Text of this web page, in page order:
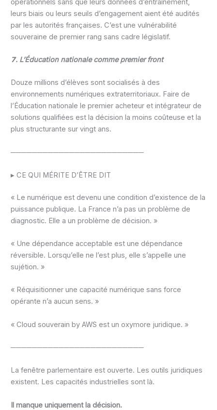
leurs biais ou leurs seuils d’engagement aient été audités
par les autorités françaises. C’est une vulnérabilité
souveraine de premier rang sans cadre législatif.
𝟳. L’Éducation nationale comme premier front
Douze millions d’élèves sont socialisés à des
environnements numériques extraterritoriaux. Faire de
l’Éducation nationale le premier acheteur et intégrateur de
solutions qualifiées est la décision la moins coûteuse et la
plus structurante sur vingt ans.
─────────────────────────
▸ CE QUI MÉRITE D’ÊTRE DIT
« Le numérique est devenu une condition d’existence de la
puissance publique. La France n’a pas un problème de
diagnostic. Elle a un problème de décision. »
« Une dépendance acceptable est une dépendance
réversible. Lorsqu’elle ne l’est plus, elle s’appelle une
sujétion. »
« Réquisitionner une capacité numérique sans force
opérante n’a aucun sens. »
« Cloud souverain by AWS est un oxymore juridique. »
─────────────────────────
La fenêtre parlementaire est ouverte. Les outils juridiques
existent. Les capacités industrielles sont là.
Il manque uniquement la décision.